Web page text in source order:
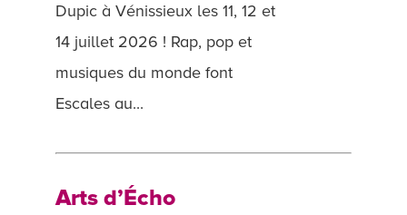
Dupic à Vénissieux les 11, 12 et
14 juillet 2026 ! Rap, pop et
musiques du monde font
Escales au...
Arts d’Écho